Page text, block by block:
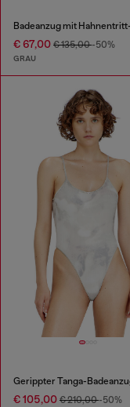
€ 67,00 € 135,00-50%
GRAU
€ 105,00 € 210,00-50%